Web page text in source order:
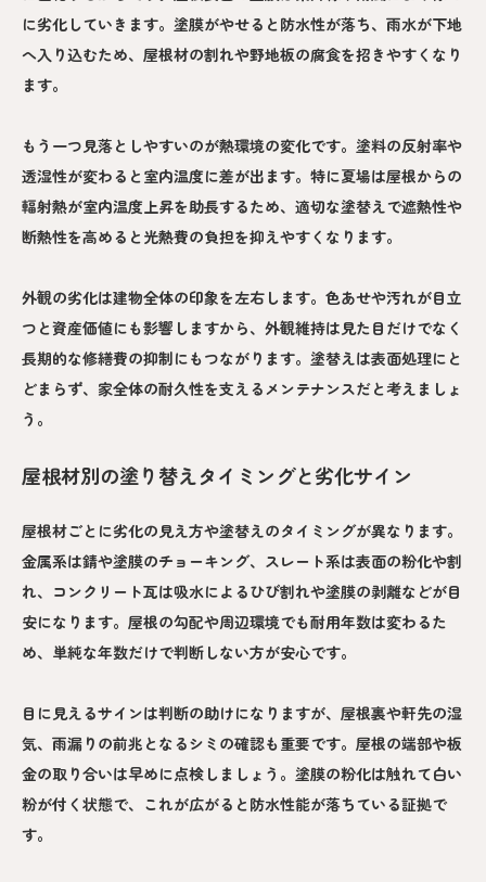
に劣化していきます。塗膜がやせると防水性が落ち、雨水が下地
へ入り込むため、屋根材の割れや野地板の腐食を招きやすくなり
ます。
もう一つ見落としやすいのが熱環境の変化です。塗料の反射率や
透湿性が変わると室内温度に差が出ます。特に夏場は屋根からの
輻射熱が室内温度上昇を助長するため、適切な塗替えで遮熱性や
断熱性を高めると光熱費の負担を抑えやすくなります。
外観の劣化は建物全体の印象を左右します。色あせや汚れが目立
つと資産価値にも影響しますから、外観維持は見た目だけでなく
長期的な修繕費の抑制にもつながります。塗替えは表面処理にと
どまらず、家全体の耐久性を支えるメンテナンスだと考えましょ
う。
屋根材別の塗り替えタイミングと劣化サイン
屋根材ごとに劣化の見え方や塗替えのタイミングが異なります。
金属系は錆や塗膜のチョーキング、スレート系は表面の粉化や割
れ、コンクリート瓦は吸水によるひび割れや塗膜の剥離などが目
安になります。屋根の勾配や周辺環境でも耐用年数は変わるた
め、単純な年数だけで判断しない方が安心です。
目に見えるサインは判断の助けになりますが、屋根裏や軒先の湿
気、雨漏りの前兆となるシミの確認も重要です。屋根の端部や板
金の取り合いは早めに点検しましょう。塗膜の粉化は触れて白い
粉が付く状態で、これが広がると防水性能が落ちている証拠で
す。